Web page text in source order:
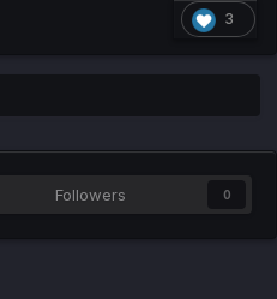
3
Followers 0